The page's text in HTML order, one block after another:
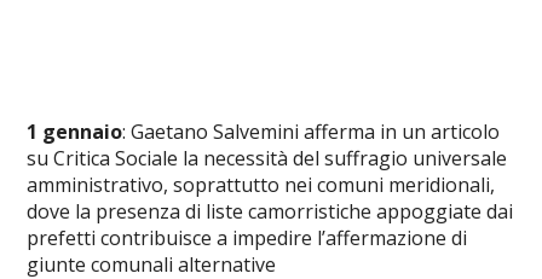
1 gennaio: Gaetano Salvemini afferma in un articolo
su Critica Sociale la necessità del suffragio universale
amministrativo, soprattutto nei comuni meridionali,
dove la presenza di liste camorristiche appoggiate dai
prefetti contribuisce a impedire l’affermazione di
giunte comunali alternative